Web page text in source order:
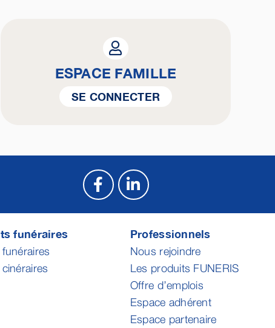
ESPACE FAMILLE
SE CONNECTER
funéraires Professionnels
Nous rejoindre
Les produits FUNERIS
Offre d’emplois
Espace adhérent
Espace partenaire